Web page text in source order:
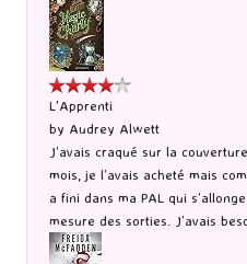
L'Apprenti
by Audrey Alwett
J’avais craqué sur la
mois, je l’avais acheté mais
a fini dans ma PAL qui
mesure des sorties. J’avais